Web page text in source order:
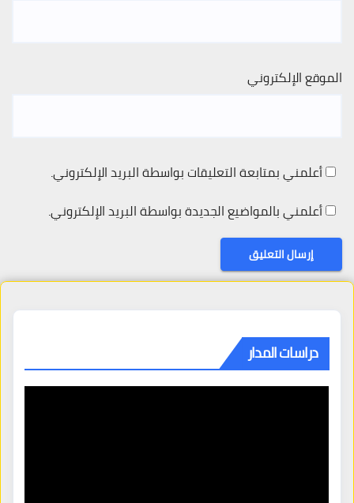
الموقع الإلكتروني
أعلمني بمتابعة التعليقات بواسطة البريد الإلكتروني.
أعلمني بالمواضيع الجديدة بواسطة البريد الإلكتروني.
دراسات المدار